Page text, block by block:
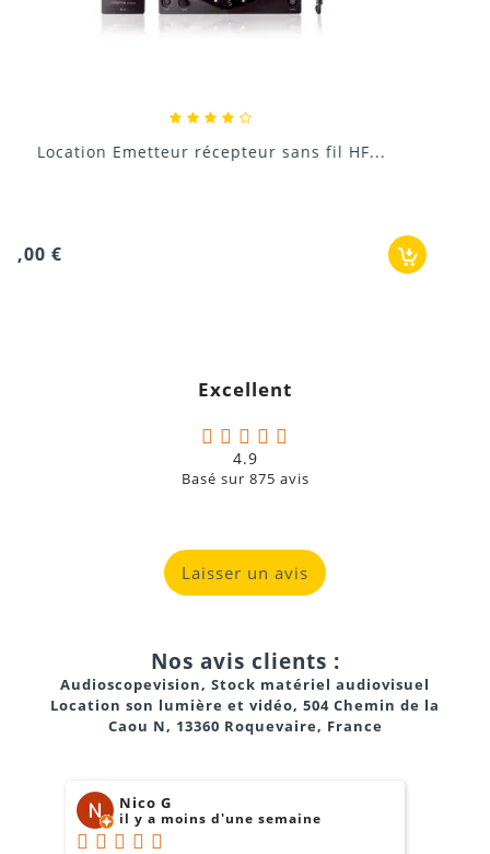
Location Système HF Instruments Shure PG14E
30,00 €
Excellent
4.9
Basé sur 875 avis
Laisser un avis
Nos avis clients :
Audioscopevision, Stock matériel audiovisuel
Location son lumière et vidéo, 504 Chemin de la
Caou N, 13360 Roquevaire, France
Nico G
il y a moins d'une semaine